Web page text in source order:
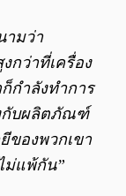
ามว่า
กว่าที่เครื่อง
ก็กำลังทำการ
กับผลิตภัณฑ์
ของพวกเขา
ม่แพ้กัน”